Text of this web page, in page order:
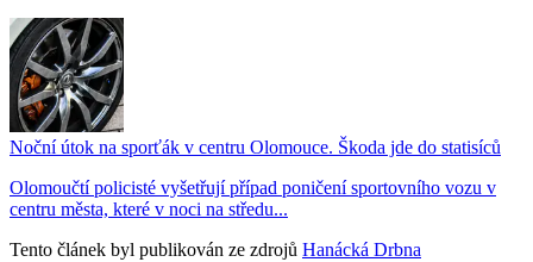
Noční útok na sporťák v centru Olomouce. Škoda jde do statisíců
Olomoučtí policisté vyšetřují případ poničení sportovního vozu v
centru města, které v noci na středu...
Tento článek byl publikován ze zdrojů Hanácká Drbna